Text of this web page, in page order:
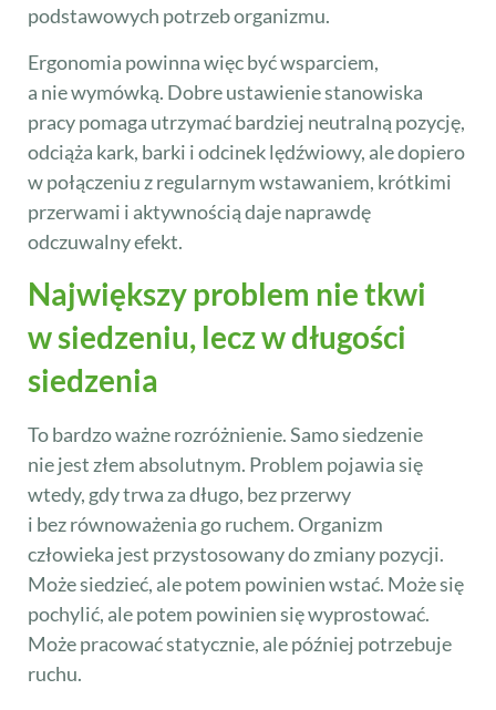
podstawowych potrzeb organizmu.
Ergonomia powinna więc być wsparciem,
a nie wymówką. Dobre ustawienie stanowiska
pracy pomaga utrzymać bardziej neutralną pozycję,
odciąża kark, barki i odcinek lędźwiowy, ale dopiero
w połączeniu z regularnym wstawaniem, krótkimi
przerwami i aktywnością daje naprawdę
odczuwalny efekt.
Największy problem nie tkwi
w siedzeniu, lecz w długości
siedzenia
To bardzo ważne rozróżnienie. Samo siedzenie
nie jest złem absolutnym. Problem pojawia się
wtedy, gdy trwa za długo, bez przerwy
i bez równoważenia go ruchem. Organizm
człowieka jest przystosowany do zmiany pozycji.
Może siedzieć, ale potem powinien wstać. Może się
pochylić, ale potem powinien się wyprostować.
Może pracować statycznie, ale później potrzebuje
ruchu.